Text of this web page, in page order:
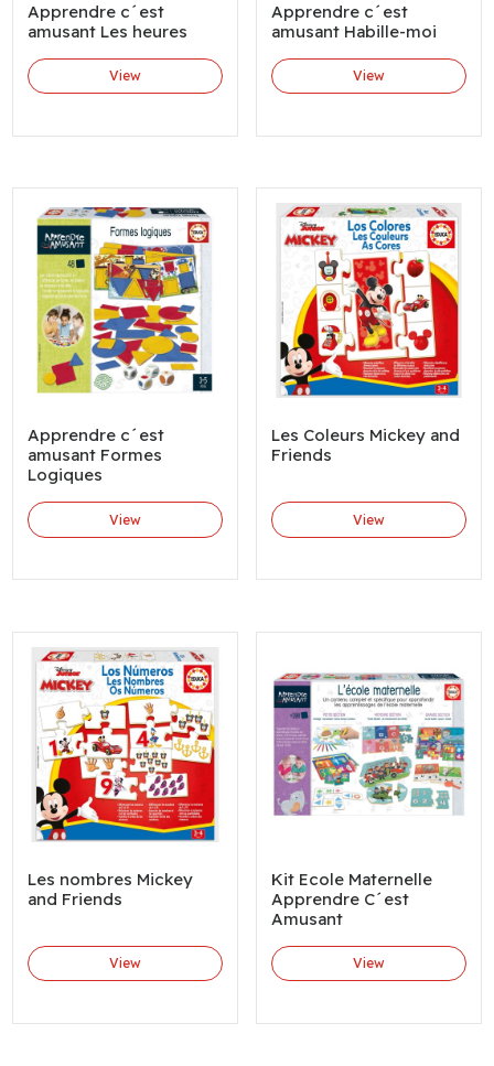
Apprendre c´est
amusant Les heures
View
Apprendre c´est
amusant Habille-moi
View
Apprendre c´est
amusant Formes
Logiques
View
Les Coleurs Mickey and
Friends
View
Les nombres Mickey
and Friends
View
Kit Ecole Maternelle
Apprendre C´est
Amusant
View